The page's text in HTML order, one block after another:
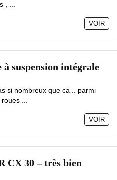
, ...
VOIR
suspension intégrale
si nombreux que ca .. parmi
...
VOIR
CX 30 – très bien